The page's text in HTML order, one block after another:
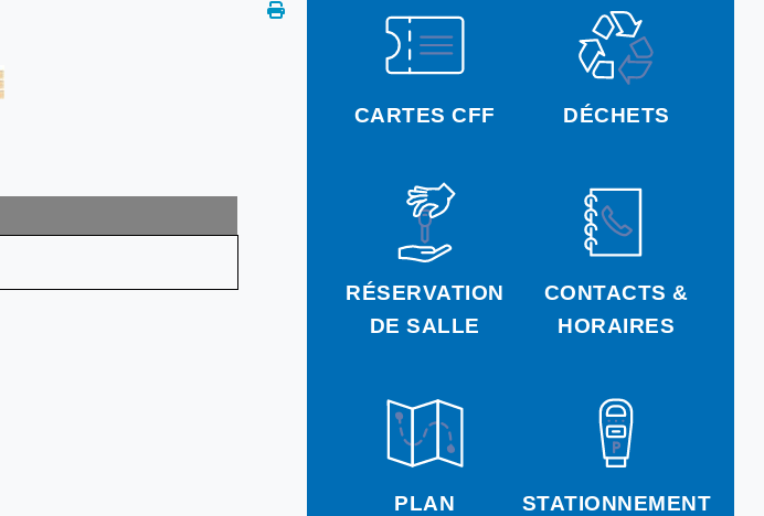
CARTES CFF DÉCHETS
RÉSERVATION
DE SALLE
CONTACTS &
HORAIRES
PLAN STATIONNEMENT